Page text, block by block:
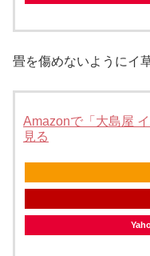
畳を傷めないようにイ
Amazonで「大島屋
見る